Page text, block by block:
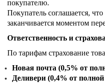
покупателю.
Покупатель соглашается,
заканчивается моментом
Ответственность и
По тарифам страхование
Новая почта (0,5% от
Деливери (0,4% от